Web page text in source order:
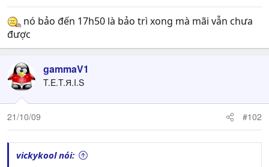
e
r
nó bảo đến 17h50 là bảo trì xong mà mãi vẫn chưa
được
gammaV1
T.E.T.Я.I.S
21/10/09 #102
vickykool nói: